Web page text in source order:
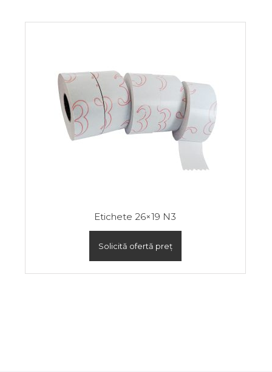
Etichete 26×19 N3
Solicită ofertă preț